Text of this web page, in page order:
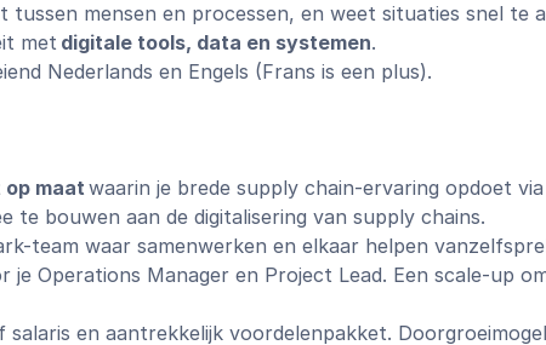
tussen mensen en processen, en weet situaties snel te
met digitale tools, data en systemen.
Nederlands en Engels (Frans is een plus).
maat waarin je brede supply chain-ervaring opdoet
te bouwen aan de digitalisering van supply chains.
team waar samenwerken en elkaar helpen
je Operations Manager en Project Lead. Een scale-up
salaris en aantrekkelijk voordelenpakket.